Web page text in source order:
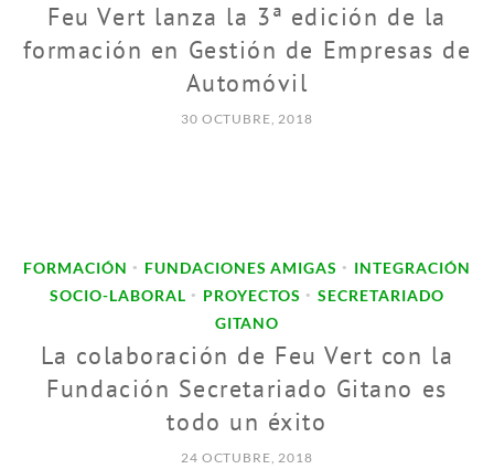
Feu Vert lanza la 3ª edición de la
formación en Gestión de Empresas de
Automóvil
30 OCTUBRE, 2018
FORMACIÓN • FUNDACIONES AMIGAS •
INTEGRACIÓN
SOCIO-LABORAL • PROYECTOS •
SECRETARIADO
GITANO
La colaboración de Feu Vert con la
Fundación Secretariado Gitano es
todo un éxito
24 OCTUBRE, 2018